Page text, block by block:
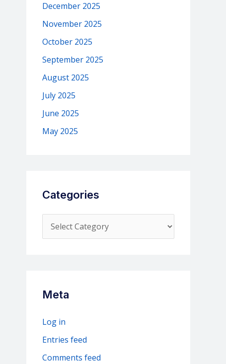
December 2025
November 2025
October 2025
September 2025
August 2025
July 2025
June 2025
May 2025
Categories
a
o
r
Meta
Log in
Entries feed
Comments feed